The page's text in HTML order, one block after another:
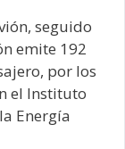
seguido
emite 192
por los
el Instituto
Energía